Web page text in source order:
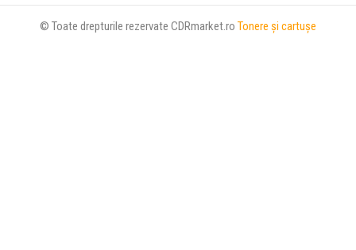
© Toate drepturile rezervate CDRmarket.ro Tonere şi cartuşe